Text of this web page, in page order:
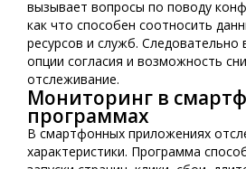
вызывает вопросы по поводу
как что способен соотносить
ресурсов и служб.
опции согласия и возможность
отслеживание.
Мониторинг в
программах
В смартфонных приложениях
характеристики. Программа